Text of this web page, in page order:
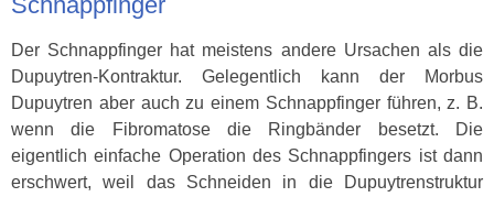
Der Schnappfinger hat meistens andere Ursachen als die
Dupuytren-Kontraktur. Gelegentlich kann der Morbus
Dupuytren aber auch zu einem Schnappfinger führen, z. B.
wenn die Fibromatose die Ringbänder besetzt. Die
eigentlich einfache Operation des Schnappfingers ist dann
erschwert, weil das Schneiden in die Dupuytrenstruktur